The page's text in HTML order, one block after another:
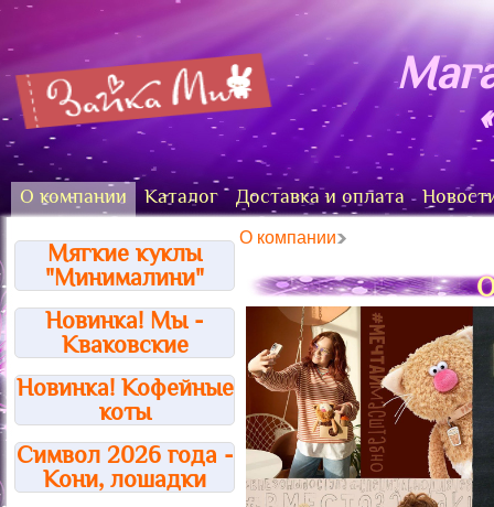
О компании Каталог Доставка и оплата
Мягкие куклы
"Минималини"
Новинка! Мы -
Кваковские
Новинка! Кофейные
коты
Символ 2026 года -
Кони, лошадки
О компании